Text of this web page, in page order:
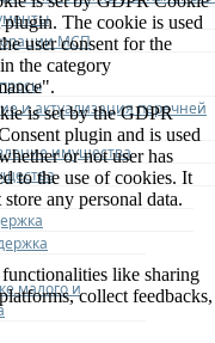
МСП
и актуализация перечней
имущества
малого и
plugin. The cookie is used
user consent for the
the category
is set by the GDPR
plugin and is used
or not user has
to the use of cookies. It
store any personal data.
like sharing
collect feedbacks,